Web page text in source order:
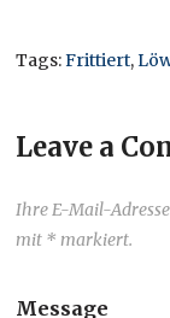
Tags:Frittiert,
Leave a
Ihre E-Mail-
mit * markiert.
Message